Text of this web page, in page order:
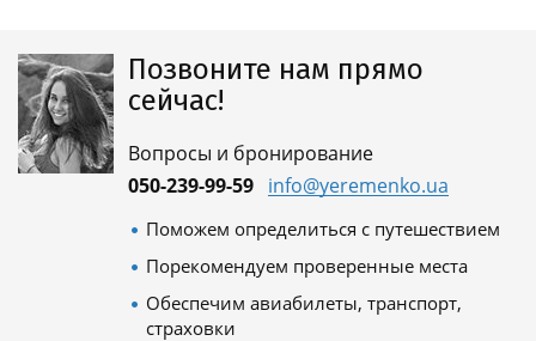
Позвоните нам прямо
сейчас!
Вопросы и бронирование
050-239-99-59 info@yeremenko.ua
Поможем определиться с путешествием
Порекомендуем проверенные места
Обеспечим авиабилеты, транспорт,
страховки